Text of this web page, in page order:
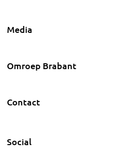
Media
Omroep Brabant
Contact
Social